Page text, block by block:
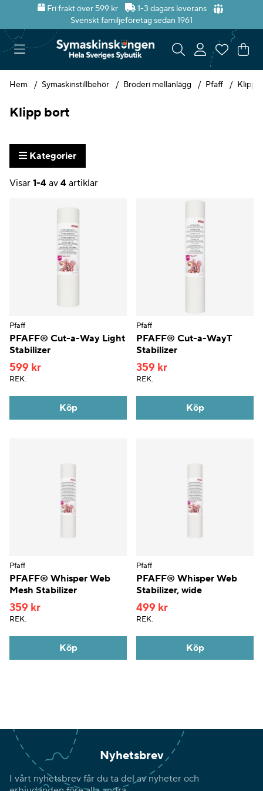
Fri frakt över 599 kr
1-3 dagars leverans
Svenskt familjeföretag sedan 1961
.
Hem Symaskinstillbehör Broderi mellanlägg Pfaff Klipp
Klipp bort
Kategorier
Visar 1-4 av 4 artiklar
Pfaff
PFAFF® Cut-a-Way Light
Stabilizer
599 kr
REK.
Köp
Pfaff
PFAFF® Cut-a-WayT
Stabilizer
359 kr
REK.
Köp
Pfaff
PFAFF® Whisper Web
Mesh Stabilizer
359 kr
REK.
Köp
Pfaff
PFAFF® Whisper Web
Stabilizer, wide
499 kr
REK.
Köp
Nyhetsbrev
I vårt nyhetsbrev får du ta del av nyheter och